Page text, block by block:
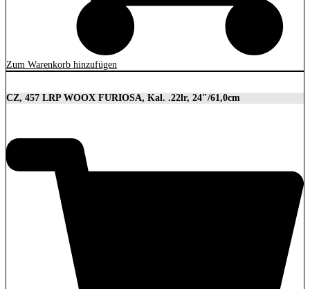
Zum Warenkorb hinzufügen
CZ, 457 LRP WOOX FURIOSA, Kal. .22lr, 24″/61,0cm